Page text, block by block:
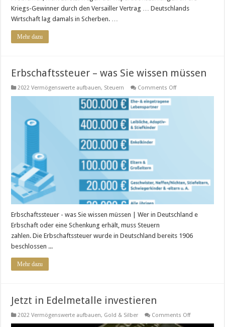
Kriegs-Gewinner durch den Versailler Vertrag … Deutschlands
Wirtschaft lag damals in Scherben. …
Mehr dazu
Erbschaftssteuer – was Sie wissen müssen
2022 Vermögenswerte aufbauen, Steuern Comments Offon
Erbschaftssteuer - was Sie wissen müssen | Wer in Deutschland e
Erbschaft oder eine Schenkung erhält, muss Steuern
zahlen. Die Erbschaftssteuer wurde in Deutschland bereits 1906
beschlossen ...
Mehr dazu
Jetzt in Edelmetalle investieren
2022 Vermögenswerte aufbauen, Gold & Silber Comments Offon